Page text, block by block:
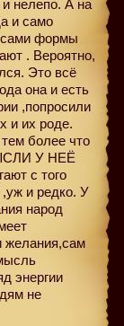
нелепо. А на
и само
сами формы
. Вероятно,
Это всё
она и есть
,попросили
и их роде.
более что
У НЕЁ
с того
,уж и редко. У
народ
желания,сам
энергии
не